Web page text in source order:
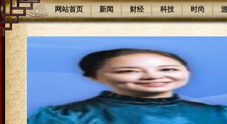
网站首页 | 新闻 | 财经 | 科技 | 时尚 |